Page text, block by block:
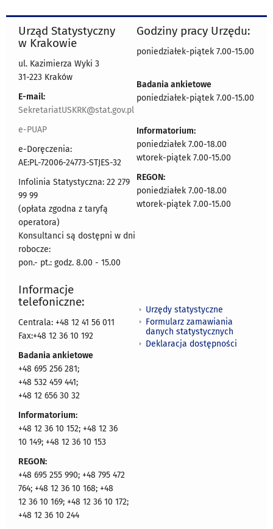
Urząd Statystyczny
w Krakowie
ul. Kazimierza Wyki 3
31-223 Kraków
E-mail:
SekretariatUSKRK@stat.gov.pl
e-PUAP
e-Doręczenia:
AE:PL-72006-24773-STJES-32
Infolinia Statystyczna: 22 279
99 99
(opłata zgodna z taryfą
operatora)
Konsultanci są dostępni w dni
robocze:
pon.- pt.: godz. 8.00 - 15.00
Godziny pracy Urzędu:
poniedziałek-piątek 7.00-15.00
Badania ankietowe
poniedziałek-piątek 7.00-15.00
Informatorium:
poniedziałek 7.00-18.00
wtorek-piątek 7.00-15.00
REGON:
poniedziałek 7.00-18.00
wtorek-piątek 7.00-15.00
Informacje
telefoniczne:
Centrala: +48 12 41 56 011
Fax:+48 12 36 10 192
Badania ankietowe
+48 695 256 281;
+48 532 459 441;
+48 12 656 30 32
Informatorium:
+48 12 36 10 152; +48 12 36
10 149; +48 12 36 10 153
REGON:
+48 695 255 990; +48 795 472
764; +48 12 36 10 168; +48
12 36 10 169; +48 12 36 10 172;
+48 12 36 10 244
Urzędy statystyczne
Formularz zamawiania
danych statystycznych
Deklaracja dostępności